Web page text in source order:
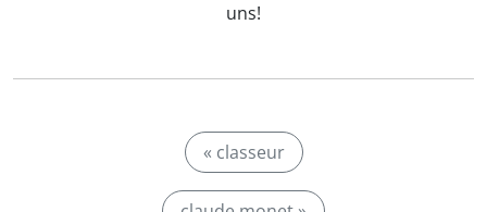
uns!
« classeur